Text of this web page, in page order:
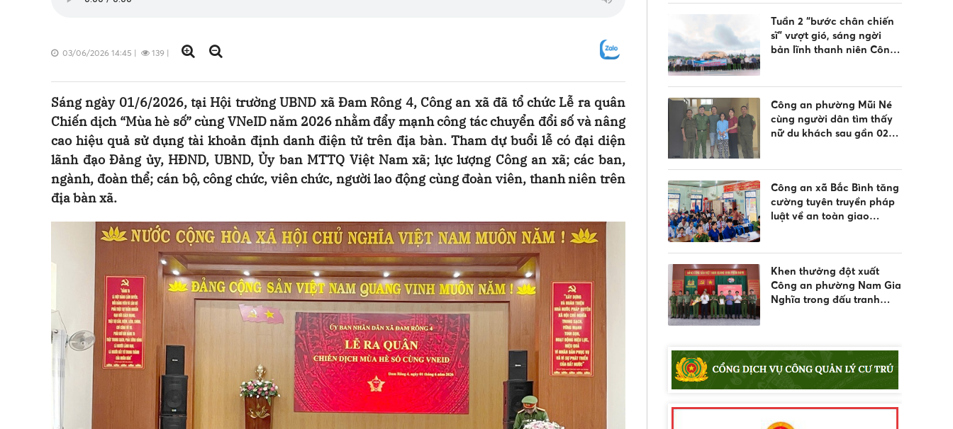
03/06/2026 14:45 | 139 |
Sáng ngày 01/6/2026, tại Hội trường UBND xã Đam Rông 4, Công an xã đã tổ chức Lễ ra quân
Chiến dịch “Mùa hè số” cùng VNeID năm 2026 nhằm đẩy mạnh công tác chuyển đổi số và nâng
cao hiệu quả sử dụng tài khoản định danh điện tử trên địa bàn. Tham dự buổi lễ có đại diện
lãnh đạo Đảng ủy, HĐND, UBND, Ủy ban MTTQ Việt Nam xã; lực lượng Công an xã; các ban,
ngành, đoàn thể; cán bộ, công chức, viên chức, người lao động cùng đoàn viên, thanh niên trên
địa bàn xã.
Tuần 2 “bước chân chiến
sĩ” vượt gió, sáng ngời
bản lĩnh thanh niên Công
Công an phường Mũi Né
cùng người dân tìm thấy
nữ du khách sau gần 02
Công an xã Bắc Bình tăng
cường tuyên truyền pháp
luật về an toàn giao
Khen thưởng đột xuất
Công an phường Nam Gia
Nghĩa trong đấu tranh